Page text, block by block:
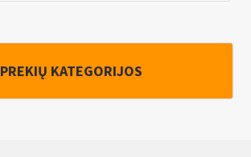
PREKIŲ KATEGORIJOS